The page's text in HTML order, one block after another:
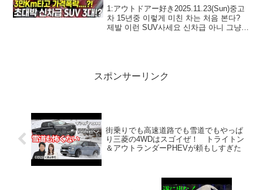
벤츠, BMW, 아우디 보다 2000배는
좋다
1:アウトドアー好き2025.11.23(Sun)중고
차 15년중 이렇게 미친 차는 처음 본다?
제발 이런 SUV사세요 신차급 아니 그냥
スポンサーリンク
街乗りでも高速道路でも雪道でもやっぱ
り三菱の4WDはスゴイぜ！ トライトン
＆アウトランダーPHEVが頼もしすぎた